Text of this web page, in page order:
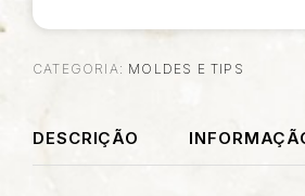
CATEGORIA: MOLDES E TIPS
DESCRIÇÃO